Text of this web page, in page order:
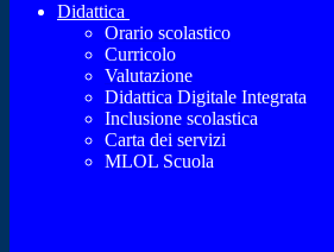
Didattica
Orario scolastico
Curricolo
Valutazione
Didattica Digitale Integrata
Inclusione scolastica
Carta dei servizi
MLOL Scuola